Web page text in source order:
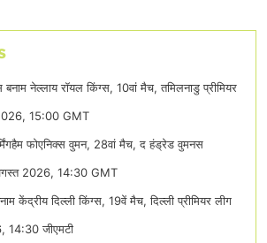
बनाम नेल्लाय रॉयल किंग्स, 10वां मैच, तमिलनाडु प्रीमियर
15:00 GMT
फोएनिक्स वुमन, 28वां मैच, द हंड्रेड वुमनस
2026, 14:30 GMT
केंद्रीय दिल्ली किंग्स, 19वें मैच, दिल्ली प्रीमियर लीग
जीएमटी